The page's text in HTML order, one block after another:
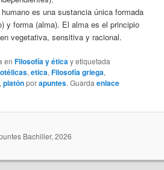
es una sustancia única formada
y forma (alma). El alma es el principio
vegetativa, sensitiva y racional.
enFilosofía y éticay etiquetada
,etica,Filosofía griega,
,platónporapuntes. Guardaenlace
Bachiller, 2026